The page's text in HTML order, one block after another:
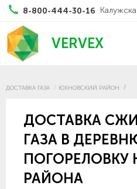
8-800-444-30-16
VERVEX
ДОСТАВКА ГАЗА ЮХНОВСКИЙ РАЙОН
ДОСТАВКА
ГАЗА В
РАЙОНА